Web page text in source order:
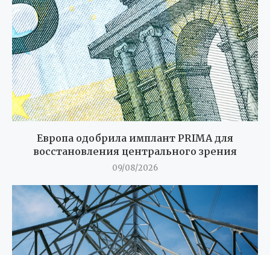
Европа одобрила имплант PRIMA для
восстановления центрального зрения
09/08/2026